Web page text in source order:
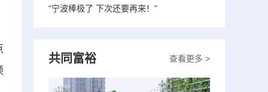
“宁波棒极了 下次还要再来！”
查看更多 >
共同富裕